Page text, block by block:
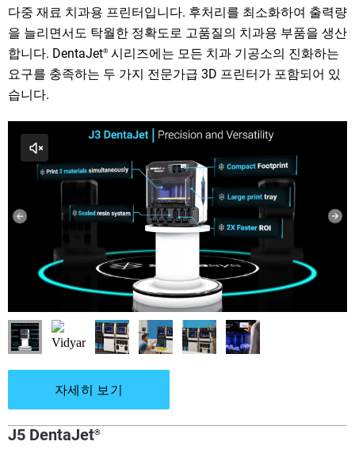
다중 재료 치과용 프린터입니다. 후처리를 최소화하여 출력량
을 늘리면서도 탁월한 정확도로 고품질의 치과용 부품을 생산
합니다. DentaJet® 시리즈에는 모든 치과 기공소의 진화하는
요구를 충족하는 두 가지 전문가급 3D 프린터가 포함되어 있
습니다.
자세히 보기
J5 DentaJet®